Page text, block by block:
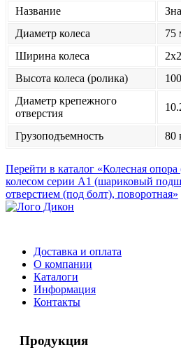
Название
Диаметр колеса
75
Ширина колеса
Высота колеса (ролика)
Диаметр крепежного
отверстия
Грузоподъемность 80
Перейти в каталог «Колесная
колесом серии А1 (шариковый
отверстием (под болт), поворотная»
Доставка и оплата
О компании
Каталоги
Информация
Контакты
Продукция